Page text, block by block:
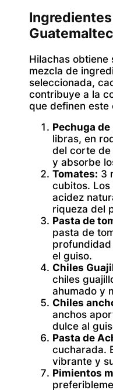
Hilachas obtiene
mezcla de
seleccionada,
contribuye a la
que definen este
Pechuga de
libras, en
del corte de
y absorbe
Tomates: 3
cubitos.
acidez
riqueza del
Pasta de
pasta de
el guiso.
Chiles
chiles
ahumado y
Chiles
anchos
dulce al
Pasta de
cucharada.
vibrante y
Pimientos